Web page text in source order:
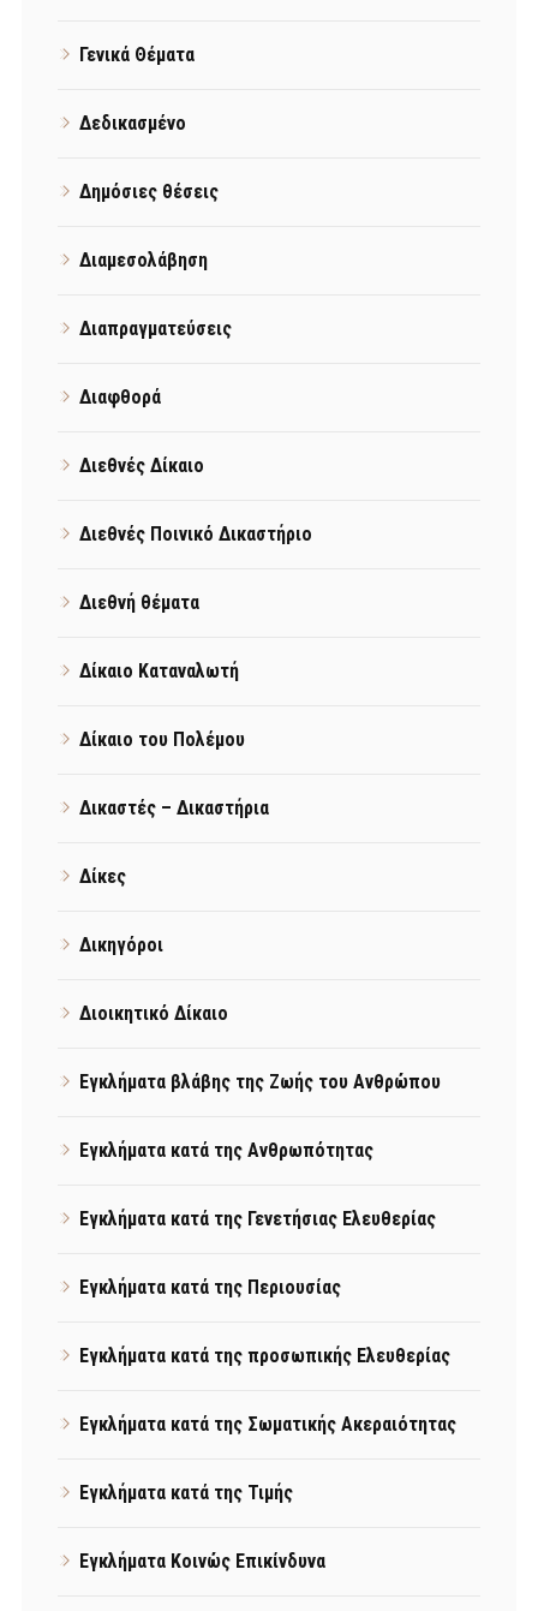
Γενικά Θέματα
Δεδικασμένο
Δημόσιες θέσεις
Διαμεσολάβηση
Διαπραγματεύσεις
Διαφθορά
Διεθνές Δίκαιο
Διεθνές Ποινικό Δικαστήριο
Διεθνή θέματα
Δίκαιο Καταναλωτή
Δίκαιο του Πολέμου
Δικαστές – Δικαστήρια
Δίκες
Δικηγόροι
Διοικητικό Δίκαιο
Εγκλήματα βλάβης της Ζωής του Ανθρώπου
Εγκλήματα κατά της Ανθρωπότητας
Εγκλήματα κατά της Γενετήσιας Ελευθερίας
Εγκλήματα κατά της Περιουσίας
Εγκλήματα κατά της προσωπικής Ελευθερίας
Εγκλήματα κατά της Σωματικής Ακεραιότητας
Εγκλήματα κατά της Τιμής
Εγκλήματα Κοινώς Επικίνδυνα